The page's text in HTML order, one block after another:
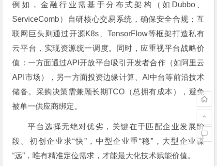
例如，金融行业需基于分布式架构（如Dubbo、
ServiceComb）自研核心交易系统，确保安全合规；互
联网巨头则通过开源K8s、TensorFlow等框架打造私有
云平台，实现资源统一调度。同时，应重视平台战略价
值：一方面通过API开放平台吸引开发者合作（如阿里云
API市场），另一方面投资边缘计算、AI中台等前沿技术
储备。采购决策需兼顾长期TCO（总拥有成本），避免
被单一供应商绑定。
平台选择无绝对优劣，关键在于匹配企业发展阶
段。初创企业求“快”，中型企业重“稳”，大型企业谋
“远”，唯有精准定位需求，才能最大化技术赋能价值。